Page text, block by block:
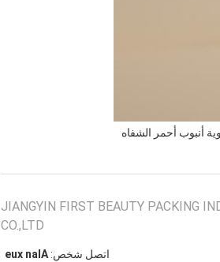
أنبوب أحمر الشفاه
JIANGYIN FIRST BEAUTY PACKING
CO.,LTD
اتصل شخص:Alan xue